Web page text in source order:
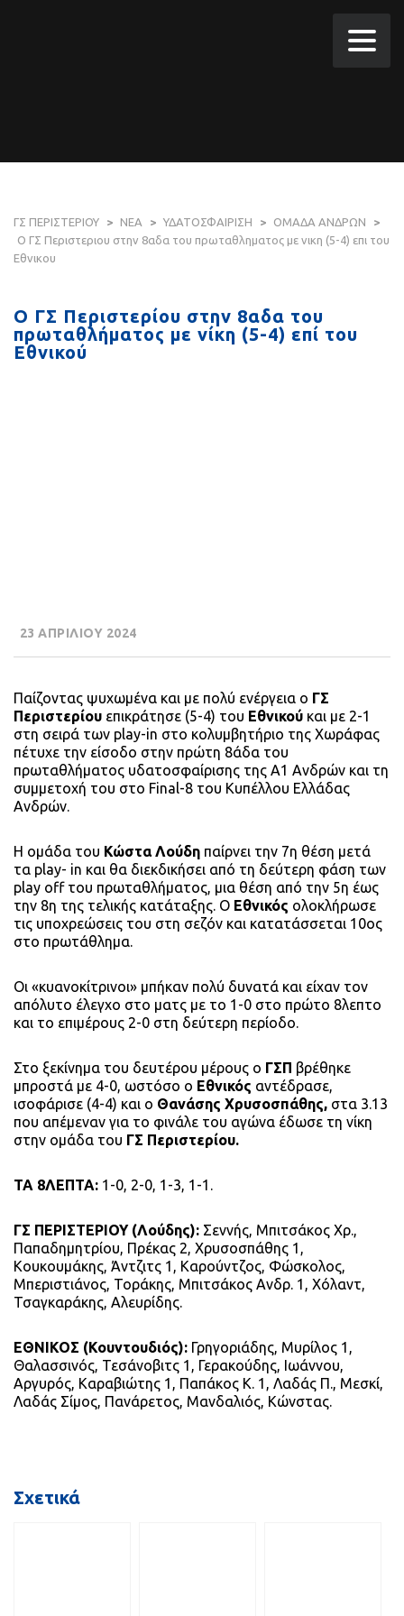
ΓΣ ΠΕΡΙΣΤΕΡΙΟΥ > ΝΕΑ > ΥΔΑΤΟΣΦΑΙΡΙΣΗ > ΟΜΑΔΑ ΑΝΔΡΩΝ
>
Ο ΓΣ Περιστεριου στην 8αδα του πρωταθληματος με νικη (5-4) επι του
Εθνικου
Ο ΓΣ Περιστερίου στην 8αδα του
πρωταθλήματος με νίκη (5-4) επί του
Εθνικού
23 ΑΠΡΙΛΙΟΥ 2024
Παίζοντας ψυχωμένα και με πολύ ενέργεια ο ΓΣ
Περιστερίου επικράτησε (5-4) του Εθνικού και με 2-1
στη σειρά των play-in στο κολυμβητήριο της Χωράφας
πέτυχε την είσοδο στην πρώτη 8άδα του
πρωταθλήματος υδατοσφαίρισης της Α1 Ανδρών και τη
συμμετοχή του στο Final-8 του Κυπέλλου Ελλάδας
Ανδρών.
Η ομάδα του Κώστα Λούδη παίρνει την 7η θέση μετά
τα play- in και θα διεκδικήσει από τη δεύτερη φάση των
play off του πρωταθλήματος, μια θέση από την 5η έως
την 8η της τελικής κατάταξης. Ο Εθνικός ολοκλήρωσε
τις υποχρεώσεις του στη σεζόν και κατατάσσεται 10ος
στο πρωτάθλημα.
Οι «κυανοκίτρινοι» μπήκαν πολύ δυνατά και είχαν τον
απόλυτο έλεγχο στο ματς με το 1-0 στο πρώτο 8λεπτο
και το επιμέρους 2-0 στη δεύτερη περίοδο.
Στο ξεκίνημα του δευτέρου μέρους ο ΓΣΠ βρέθηκε
μπροστά με 4-0, ωστόσο ο Εθνικός αντέδρασε,
ισοφάρισε (4-4) και ο Θανάσης Χρυσοσπάθης, στα 3.13
που απέμεναν για το φινάλε του αγώνα έδωσε τη νίκη
στην ομάδα του ΓΣ Περιστερίου.
ΤΑ 8ΛΕΠΤΑ: 1-0, 2-0, 1-3, 1-1.
ΓΣ ΠΕΡΙΣΤΕΡΙΟΥ (Λούδης): Σεννής, Μπιτσάκος Χρ.,
Παπαδημητρίου, Πρέκας 2, Χρυσοσπάθης 1,
Κουκουμάκης, Άντζιτς 1, Καρούντζος, Φώσκολος,
Μπεριστιάνος, Τοράκης, Μπιτσάκος Ανδρ. 1, Χόλαντ,
Τσαγκαράκης, Αλευρίδης.
ΕΘΝΙΚΟΣ (Κουντουδιός): Γρηγοριάδης, Μυρίλος 1,
Θαλασσινός, Τεσάνοβιτς 1, Γερακούδης, Ιωάννου,
Αργυρός, Καραβιώτης 1, Παπάκος Κ. 1, Λαδάς Π., Μεσκί,
Λαδάς Σίμος, Πανάρετος, Μανδαλιός, Κώνστας.
Σχετικά